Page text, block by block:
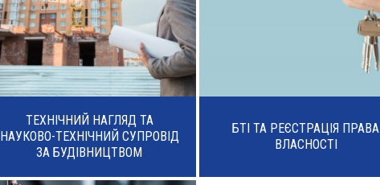
ТЕХНІЧНИЙ НАГЛЯД ТА
НАУКОВО-ТЕХНІЧНИЙ СУПРОВІД
ЗА БУДІВНИЦТВОМ
БТІ ТА РЕЄСТРАЦІЯ ПРАВА
ВЛАСНОСТІ